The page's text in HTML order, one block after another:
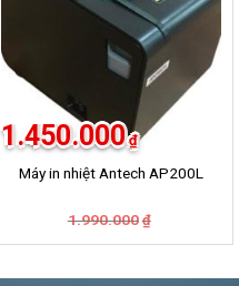
Máy in nhiệt Antech AP200L
1.990.000 ₫
là:
1.450.000 ₫
tại
1.450.000₫.